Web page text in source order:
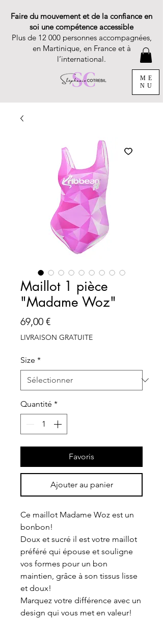
Faire du mouvement et de la confiance en
soi une compétence accessible
Plus de 12 000 personnes accompagnées,
en Martinique, en France et à
l’international.
ME
NU
Maillot 1 pièce
"Madame Woz"
69,00 €Prix
LIVRAISON GRATUITE
Size *
Quantité *
Favoris
Ajouter au panier
Ce maillot Madame Woz est un
bonbon!
Doux et sucré il est votre maillot
préféré qui épouse et souligne
vos formes pour un bon
maintien, grâce à son tissus lisse
et doux!
Marquez votre différence avec un
design qui vous met en valeur!